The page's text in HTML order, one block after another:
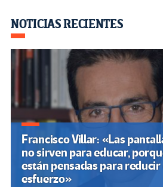
o
k
m n
NOTICIAS RECIENTES
Francisco Villar: «Las
no sirven para educar,
están pensadas para reducir
esfuerzo»